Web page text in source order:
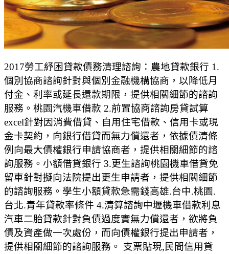
2017勞工紓困貸款債務清理諮詢：農地貸款銀行 1.
個別協商諮詢針對與個別金融機構協商，以降低月
付金、利率或延長還款期限，提供相關細節的諮詢
服務。桃園汽機車借款 2.前置協商諮詢房貸試算
excel針對因消費借貸、自用住宅借款、信用卡或現
金卡契約，向銀行借貸而無力償還者，依據債清條
例向最大債權銀行申請協商者，提供相關細節的諮
詢服務。小額借貸銀行 3.更生諮詢桃園機車借貸免
留車針對擬向法院提出更生申請者，提供相關細節
的諮詢服務。學生小額貸款急需錢高雄.台中.桃園.
台北.青年貸款率條件 4.清算諮詢中壢機車借款利息
汽車二胎貸款針對負債過度實無力償還者，欲將負
債及資產做一次處份，而向債權銀行提出申請者，
提供相關細節的諮詢服務。 支票貼現,民間信用貸